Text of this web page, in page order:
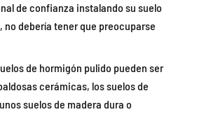
de confianza instalando su suelo
no debería tener que preocuparse
de hormigón pulido pueden ser
cerámicas, los suelos de
suelos de madera dura o